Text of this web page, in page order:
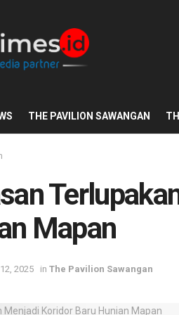
THE PAVILION SAWANGAN
Mapan
2025 in The Pavilion Sawangan